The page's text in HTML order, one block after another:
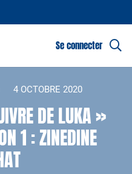
Se connecter
4 OCTOBRE 2020
DE LUKA »
1 : ZINEDINE